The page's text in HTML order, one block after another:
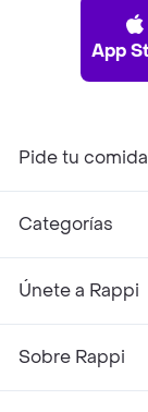
App
Pide tu
Categorías
Únete a Rappi
Sobre Rappi